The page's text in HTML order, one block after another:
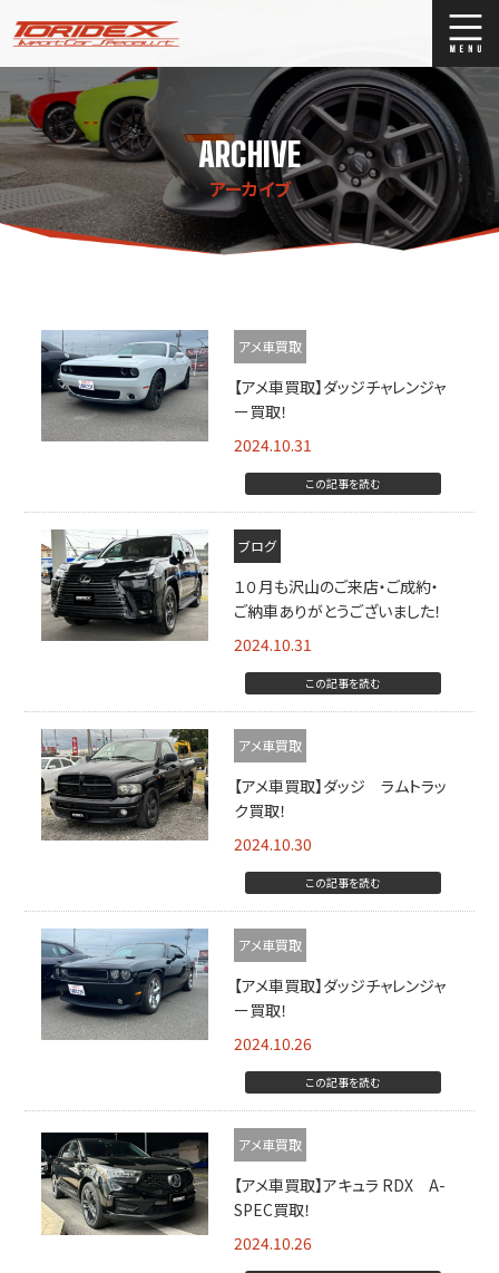
ブログ
Stock list
ストックリスト
買取
ARCHIVE
アーカイブ
アメ車買取
【アメ車買取】ダッジチャレンジャ
ー買取！
2024.10.31
この記事を読む
ブログ
１０月も沢山のご来店・ご成約・
ご納車ありがとうございました！
2024.10.31
この記事を読む
アメ車買取
【アメ車買取】ダッジ ラムトラッ
ク買取！
2024.10.30
この記事を読む
アメ車買取
【アメ車買取】ダッジチャレンジャ
ー買取！
2024.10.26
この記事を読む
アメ車買取
【アメ車買取】アキュラ RDX A-
SPEC買取！
2024.10.26